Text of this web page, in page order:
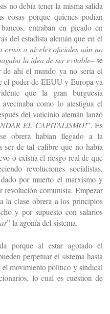
no debía tener la misma salida
cosas porque quienes podían
entraban en picado en
del estadista alemán que en el
crisis a niveles oficiales aún no
la idea de ser evitable– se
de ahí el mundo ya no sería el
el poder de EEUU y Europa ya
que la gran burguesía
como lo atestigua el
del vaticinio alemán lanzó
EL CAPITALISMO!”. Es
obrera habían llegado a la
ser de tal calibre que no había
o existía el riesgo real de que
revoluciones socialistas,
por muerto el marxismo y
comunista. Empezar
la clase obrera a los principios
y por supuesto con salarios
” la agonía del sistema.
porque al estar agotado el
perpetuar el sistema hasta
el movimiento político y sindical
lo cual es cuestión de